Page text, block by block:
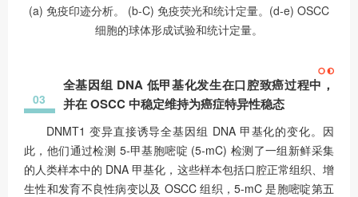
(a) 免疫印迹分析。 (b-C) 免疫荧光和统计定量。(d-e) OSCC
细胞的球体形成试验和统计定量。
03
全基因组 DNA 低甲基化发生在口腔致癌过程中，
并在 OSCC 中稳定维持为癌症特异性稳态
DNMT1 变异直接诱导全基因组 DNA 甲基化的变化。因
此，他们通过检测 5-甲基胞嘧啶 (5-mC) 检测了一组新鲜采集
的人类样本中的 DNA 甲基化，这些样本包括口腔正常组织、增
生性和发育不良性病变以及 OSCC 组织，5-mC 是胞嘧啶第五